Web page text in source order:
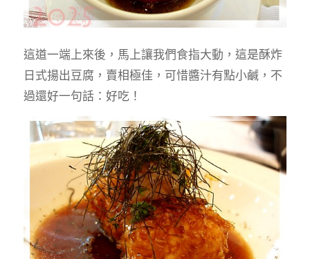
這道一端上來後，馬上讓我們食指大動，這是酥炸
日式揚出豆腐，賣相極佳，可惜醬汁有點小鹹，不
過還好一句話：好吃！